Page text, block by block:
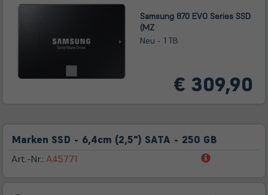
Samsung 870 EVO Series SSD
(MZ
Neu - 1 TB
€ 309,90
Marken SSD - 6,4cm (2,5") SATA - 250 GB
Art.-Nr.: A45771
(öffnet